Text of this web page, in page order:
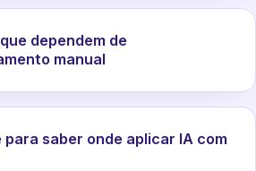
dependem de
manual
para saber onde aplicar IA com